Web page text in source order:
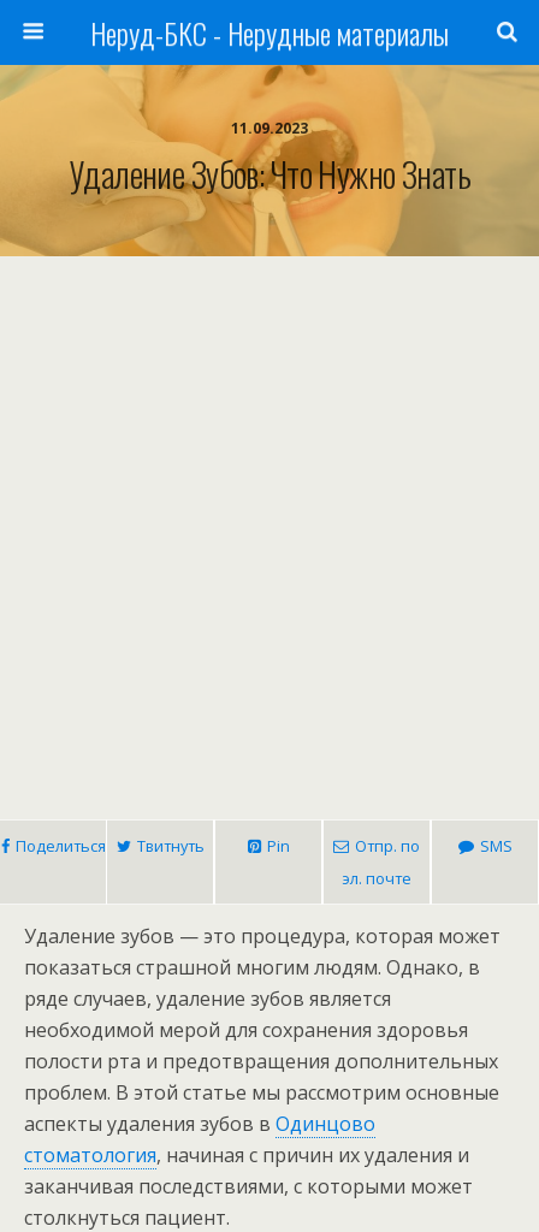
Неруд-БКС - Нерудные материалы
11.09.2023
Удаление Зубов: Что Нужно Знать
Поделиться Твитнуть Pin
Отпр. по
эл. почте
SMS
Удаление зубов — это процедура, которая может
показаться страшной многим людям. Однако, в
ряде случаев, удаление зубов является
необходимой мерой для сохранения здоровья
полости рта и предотвращения дополнительных
проблем. В этой статье мы рассмотрим основные
аспекты удаления зубов в Одинцово
стоматология, начиная с причин их удаления и
заканчивая последствиями, с которыми может
столкнуться пациент.